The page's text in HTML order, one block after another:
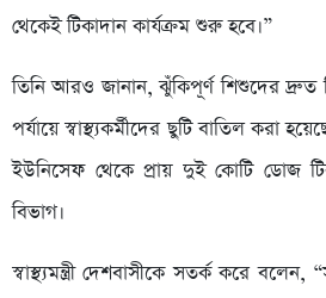
থেকেই টিকাদান কার্যক্রম শুরু হবে।”
তিনি আরও জানান, ঝুঁকিপূর্ণ শিশুদের
পর্যায়ে স্বাস্থ্যকর্মীদের ছুটি বাতিল করা
ইউনিসেফ থেকে প্রায় দুই কোটি ডোজ
বিভাগ।
স্বাস্থ্যমন্ত্রী দেশবাসীকে সতর্ক করে